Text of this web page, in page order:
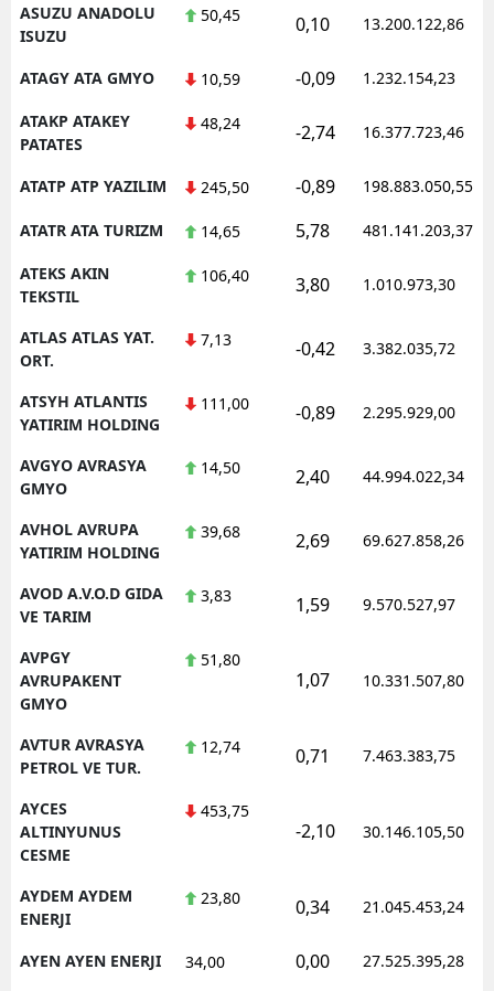
ASUZU ANADOLU
ISUZU
50,45 0,10 13.200.122,86
ATAGY ATA GMYO 10,59 -0,09 1.232.154,23
ATAKP ATAKEY
PATATES
48,24 -2,74 16.377.723,46
ATATP ATP YAZILIM 245,50 -0,89 198.883.050,55
ATATR ATA TURIZM 14,65 5,78 481.141.203,37
ATEKS AKIN
TEKSTIL
106,40 3,80 1.010.973,30
ATLAS ATLAS YAT.
ORT.
7,13 -0,42 3.382.035,72
ATSYH ATLANTIS
YATIRIM HOLDING
111,00 -0,89 2.295.929,00
AVGYO AVRASYA
GMYO
14,50 2,40 44.994.022,34
AVHOL AVRUPA
YATIRIM HOLDING
39,68 2,69 69.627.858,26
AVOD A.V.O.D GIDA
VE TARIM
3,83 1,59 9.570.527,97
AVPGY
AVRUPAKENT
GMYO
51,80
1,07 10.331.507,80
AVTUR AVRASYA
PETROL VE TUR.
12,74 0,71 7.463.383,75
AYCES
ALTINYUNUS
CESME
453,75
-2,10 30.146.105,50
AYDEM AYDEM
ENERJI
23,80 0,34 21.045.453,24
AYEN AYEN ENERJI 34,00 0,00 27.525.395,28